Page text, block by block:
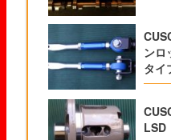
ンロ
タイ
LSD